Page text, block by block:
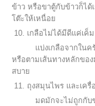
ข้าว หรือขาตู้กับข้าวก็ไ
โต๊ะให้เหนื่อย
10. เกลือไม่ได้มีดีแค่เค็ม
แบ่งเกลือจากในครัว
หรือตามเส้นทางหลักขอ
สบาย
11. ถุงสมุนไพร และเครื่
มดมักจะไม่ถูกกับของ